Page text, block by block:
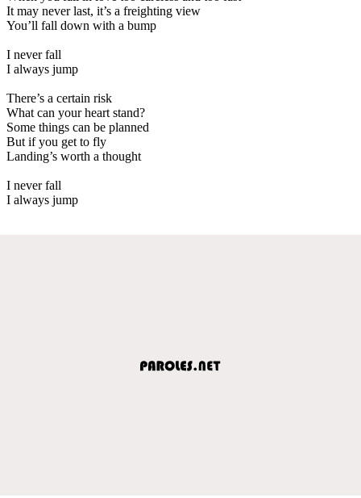
It may never last, it’s a freighting view
You’ll fall down with a bump
I never fall
I always jump
There’s a certain risk
What can your heart stand?
Some things can be planned
But if you get to fly
Landing’s worth a thought
I never fall
I always jump